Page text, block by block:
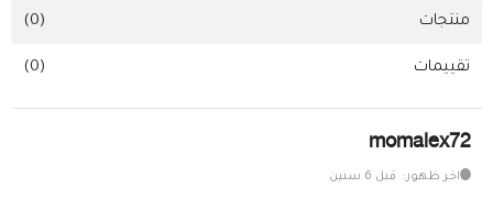
أثاث وديكورات
خدمات
منتجات (0)
تقييمات (0)
momalex72
اخر ظهور: قبل 6 سنين